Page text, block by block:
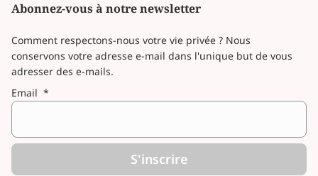
Abonnez-vous à notre newsletter
Email *
S'inscrire
Comment respectons-nous votre vie privée ? Nous
conservons votre adresse e-mail dans l'unique but de vous
adresser des e-mails.